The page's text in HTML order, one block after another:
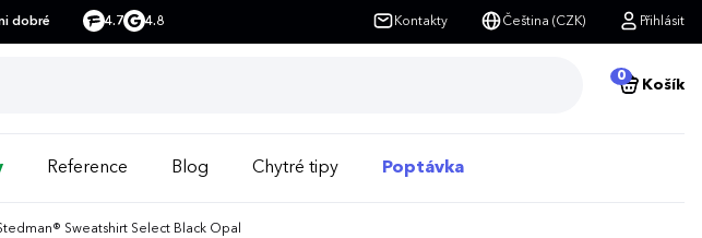
dobré 4.7 4.8 Kontakty Čeština (CZK) Přihlásit
0
Košík
Reference Blog Chytré tipy Poptávka
Sweatshirt Select Black Opal